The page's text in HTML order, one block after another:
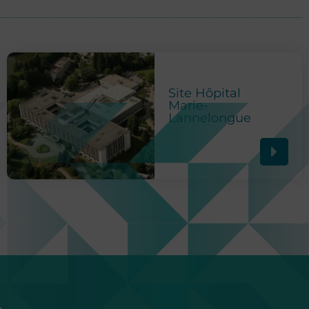
Site Hôpital
Marie-
Lannelongue